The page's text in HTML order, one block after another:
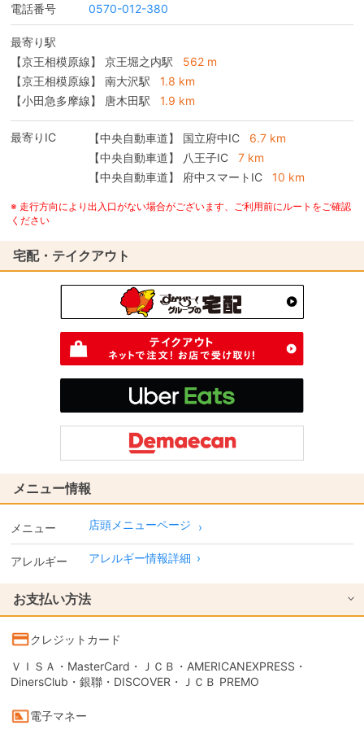
電話番号 0570-012-380
最寄り駅
【京王相模原線】 京王堀之内駅
562 m
【京王相模原線】 南大沢駅
1.8 km
【小田急多摩線】 唐木田駅
1.9 km
最寄りIC 【中央自動車道】 国立府中IC
6.7 km
【中央自動車道】
八王子IC
7 km
【中央自動車道】
府中スマートIC 10 km
※ 走行方向により出入口がない場合がございます、ご利用前にルートをご確認
ください
宅配・テイクアウト
メニュー情報
メニュー 店頭メニューページ
アレルギー アレルギー情報詳細 ›
お支払い方法
クレジットカード
ＶＩＳＡ・MasterCard・ＪＣＢ・AMERICANEXPRESS・
DinersClub・銀聯・DISCOVER・ＪＣＢ PREMO
電子マネー